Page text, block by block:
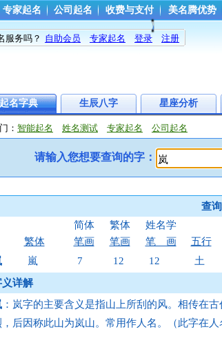
专家起名 公司起名 收费与支付 美名腾优势
服务吗？ 自助会员 专家起名 登录 注册
： 智能起名 姓名测试 专家起名 公司起名
起名字典 生辰八字 星座分析
请输入您想要查询的字：
查
繁体
简体
笔画
繁体
笔画
姓名学
笔 画
五行
嵐 7 12 12 土
义详解
：岚字的主要含义是指山上所刮的风。相传在
，后因称此山为岚山。常用作人名。（此字在人